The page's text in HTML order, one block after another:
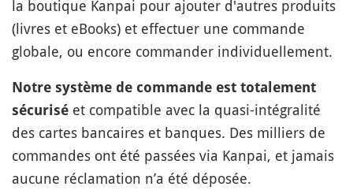
la boutique Kanpai pour ajouter d'autres produits
(livres et eBooks) et effectuer une commande
globale, ou encore commander individuellement.
Notre système de commande est totalement
sécurisé et compatible avec la quasi-intégralité
des cartes bancaires et banques. Des milliers de
commandes ont été passées via Kanpai, et jamais
aucune réclamation n’a été déposée.